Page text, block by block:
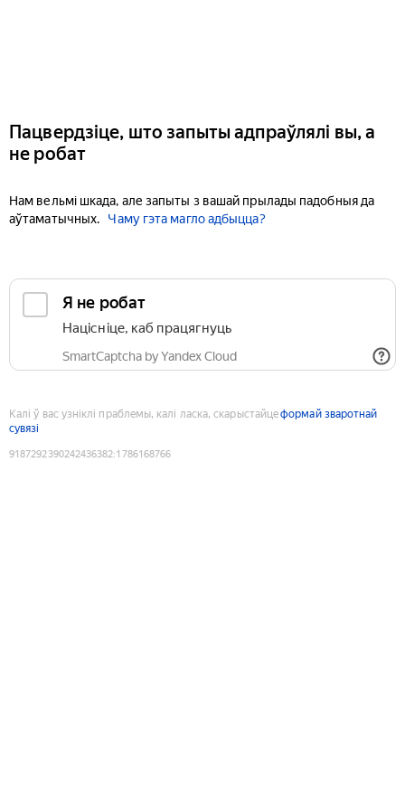
Пацвердзіце, што запыты адпраўлялі вы, а
не робат
Нам вельмі шкада, але запыты з вашай прылады падобныя да
аўтаматычных.
Чаму гэта магло адбыцца?
Я не робат
Націсніце, каб працягнуць
SmartCaptcha by Yandex Cloud
Калі ў вас узніклі праблемы, калі ласка, скарыстайцеформай зваротнай
сувязі
9187292390242436382:1786168766